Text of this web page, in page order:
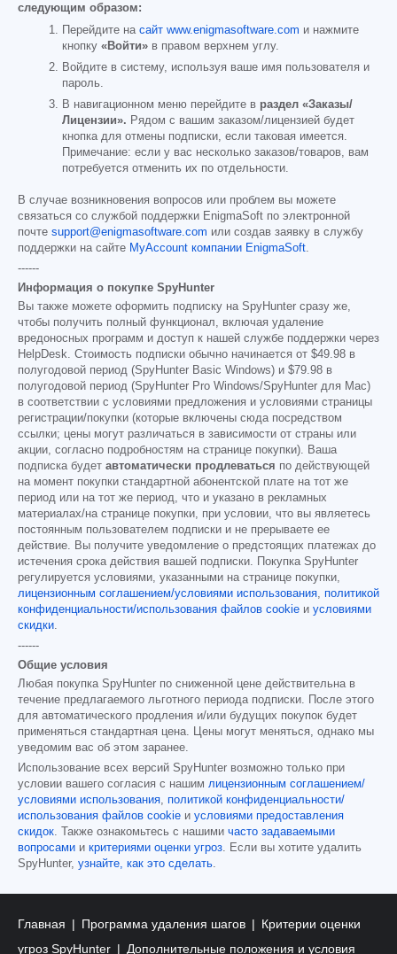
следующим образом:
Перейдите на сайт www.enigmasoftware.com и нажмите
кнопку «Войти» в правом верхнем углу.
Войдите в систему, используя ваше имя пользователя и
пароль.
В навигационном меню перейдите в раздел «Заказы/
Лицензии». Рядом с вашим заказом/лицензией будет
кнопка для отмены подписки, если таковая имеется.
Примечание: если у вас несколько заказов/товаров, вам
потребуется отменить их по отдельности.
В случае возникновения вопросов или проблем вы можете
связаться со службой поддержки EnigmaSoft по электронной
почте support@enigmasoftware.com или создав заявку в службу
поддержки на сайте MyAccount компании EnigmaSoft.
------
Информация о покупке SpyHunter
Вы также можете оформить подписку на SpyHunter сразу же,
чтобы получить полный функционал, включая удаление
вредоносных программ и доступ к нашей службе поддержки через
HelpDesk. Стоимость подписки обычно начинается от $49.98 в
полугодовой период (SpyHunter Basic Windows) и $79.98 в
полугодовой период (SpyHunter Pro Windows/SpyHunter для Mac)
в соответствии с условиями предложения и условиями страницы
регистрации/покупки (которые включены сюда посредством
ссылки; цены могут различаться в зависимости от страны или
акции, согласно подробностям на странице покупки). Ваша
подписка будет автоматически продлеваться по действующей
на момент покупки стандартной абонентской плате на тот же
период или на тот же период, что и указано в рекламных
материалах/на странице покупки, при условии, что вы являетесь
постоянным пользователем подписки и не прерываете ее
действие. Вы получите уведомление о предстоящих платежах до
истечения срока действия вашей подписки. Покупка SpyHunter
регулируется условиями, указанными на странице покупки,
лицензионным соглашением/условиями использования, политикой
конфиденциальности/использования файлов cookie и условиями
скидки.
------
Общие условия
Любая покупка SpyHunter по сниженной цене действительна в
течение предлагаемого льготного периода подписки. После этого
для автоматического продления и/или будущих покупок будет
применяться стандартная цена. Цены могут меняться, однако мы
уведомим вас об этом заранее.
Использование всех версий SpyHunter возможно только при
условии вашего согласия с нашим лицензионным соглашением/
условиями использования, политикой конфиденциальности/
использования файлов cookie и условиями предоставления
скидок. Также ознакомьтесь с нашими часто задаваемыми
вопросами и критериями оценки угроз. Если вы хотите удалить
SpyHunter, узнайте, как это сделать.
Главная Программа удаления шагов
Критерии оценки
угроз SpyHunter
Дополнительные положения и условия